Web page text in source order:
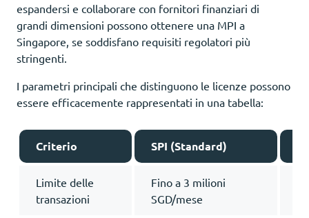
espandersi e collaborare con fornitori finanziari di
grandi dimensioni possono ottenere una MPI a
Singapore, se soddisfano requisiti regolatori più
stringenti.
I parametri principali che distinguono le licenze possono
essere efficacemente rappresentati in una tabella:
Criterio SPI (Standard)
Limite delle
transazioni
Fino a 3 milioni
SGD/mese